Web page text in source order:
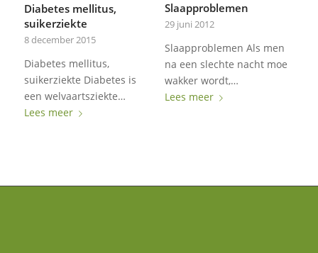
Diabetes mellitus,
suikerziekte
8 december 2015
Diabetes mellitus,
suikerziekte Diabetes is
een welvaartsziekte…
Lees meer
Slaapproblemen
29 juni 2012
Slaapproblemen Als men
na een slechte nacht moe
wakker wordt,…
Lees meer